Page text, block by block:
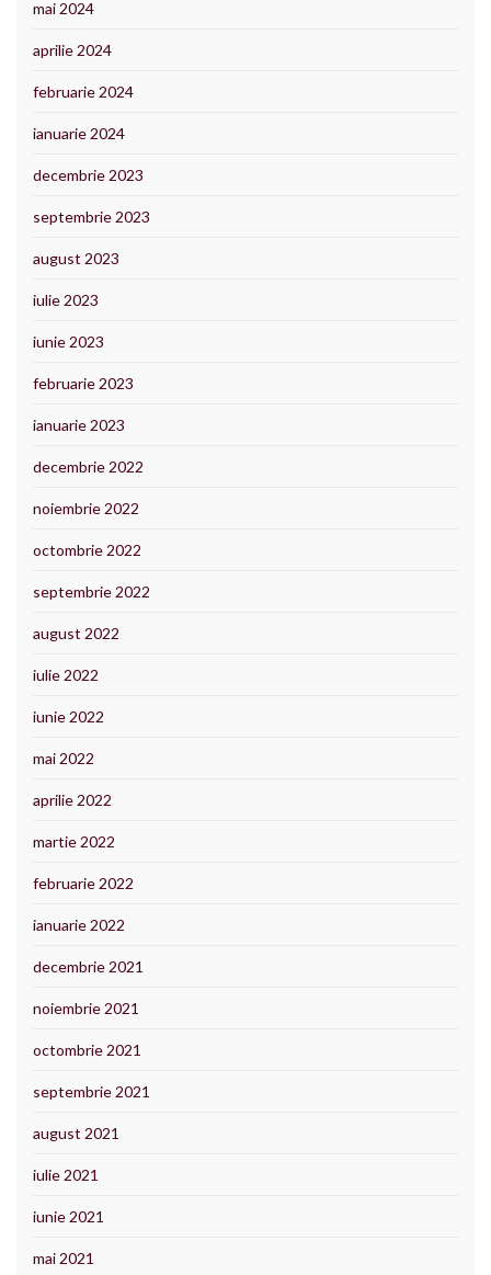
mai 2024
aprilie 2024
februarie 2024
ianuarie 2024
decembrie 2023
septembrie 2023
august 2023
iulie 2023
iunie 2023
februarie 2023
ianuarie 2023
decembrie 2022
noiembrie 2022
octombrie 2022
septembrie 2022
august 2022
iulie 2022
iunie 2022
mai 2022
aprilie 2022
martie 2022
februarie 2022
ianuarie 2022
decembrie 2021
noiembrie 2021
octombrie 2021
septembrie 2021
august 2021
iulie 2021
iunie 2021
mai 2021